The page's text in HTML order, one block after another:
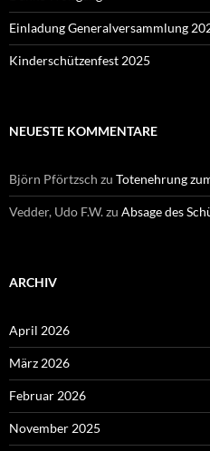
Einladung Generalversammlung
Kinderschützenfest 2025
NEUESTE KOMMENTARE
Björn Pförtzsch zu Totenehrung
Vedder, Udo F.W.zu Absage des
ARCHIV
April 2026
März 2026
Februar 2026
November 2025